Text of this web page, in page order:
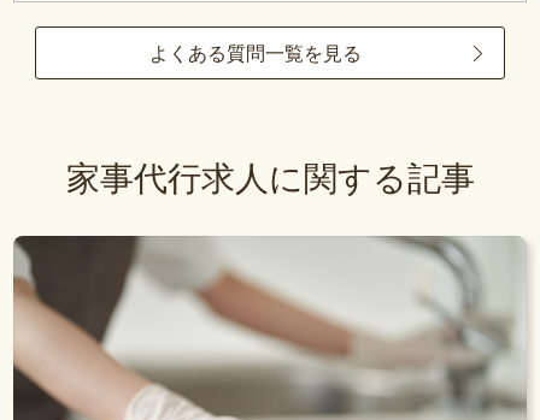
よくある質問一覧を見る
家事代行求人に関する記事